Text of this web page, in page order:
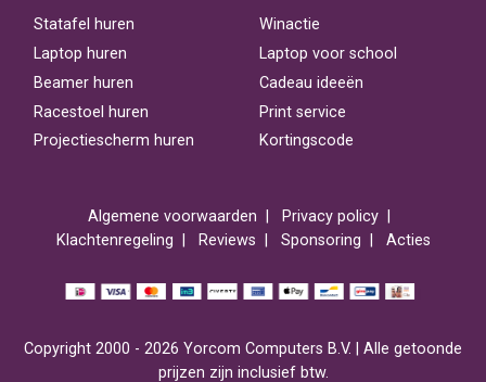
Statafel huren
Laptop huren
Beamer huren
Racestoel huren
Projectiescherm huren
Winactie
Laptop voor school
Cadeau ideeën
Print service
Kortingscode
Algemene voorwaarden
Privacy policy
Klachtenregeling
Reviews Sponsoring Acties
Copyright 2000 - 2026 Yorcom Computers B.V. | Alle getoonde
prijzen zijn inclusief btw.